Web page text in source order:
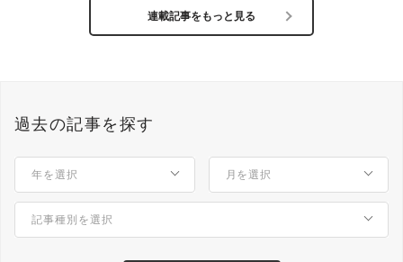
連載記事をもっと見る
過去の記事を探す